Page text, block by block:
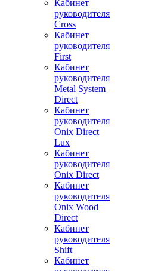
Кабинет
руководителя
Cross
Кабинет
руководителя
First
Кабинет
руководителя
Metal System
Direct
Кабинет
руководителя
Onix Direct
Lux
Кабинет
руководителя
Onix Direct
Кабинет
руководителя
Onix Wood
Direct
Кабинет
руководителя
Shift
Кабинет